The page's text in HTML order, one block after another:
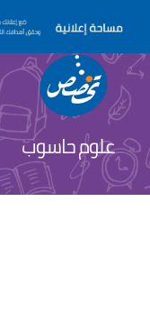
علوم حاسوب